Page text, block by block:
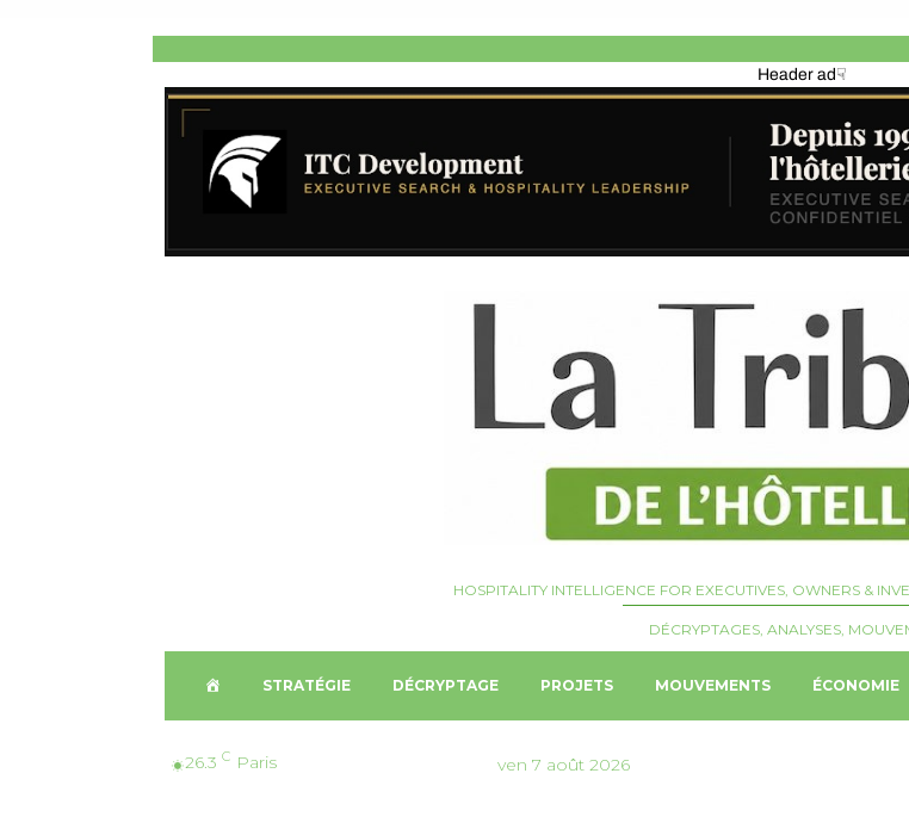
Header ad☟
HOSPITALITY INTELLIGENCE FOR EXECUTIVES, OWNERS &
DÉCRYPTAGES, ANALYSES,
STRATÉGIE DÉCRYPTAGE PROJETS MOUVEMENTS ÉCONOMIE
26.3 C Paris ven 7 août 2026